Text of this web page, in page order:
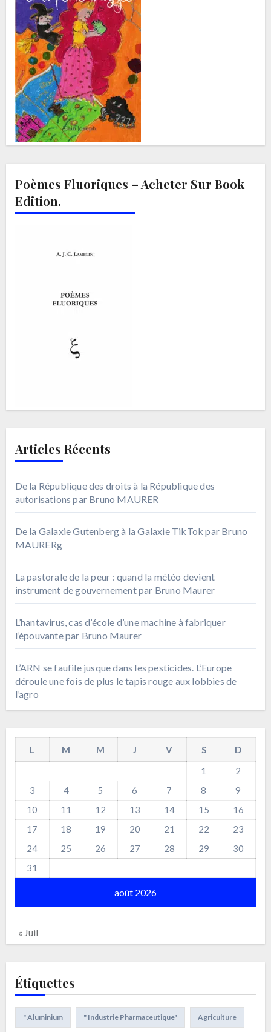
Poèmes Fluoriques – Acheter Sur Book
Edition.
Articles Récents
De la République des droits à la République des
autorisations par Bruno MAURER
De la Galaxie Gutenberg à la Galaxie TikTok par Bruno
MAURERg
La pastorale de la peur : quand la météo devient
instrument de gouvernement par Bruno Maurer
L’hantavirus, cas d’école d’une machine à fabriquer
l’épouvante par Bruno Maurer
L’ARN se faufile jusque dans les pesticides. L’Europe
déroule une fois de plus le tapis rouge aux lobbies de
l’agro
août 2026
L M M J V S
D
1
2
3
4 5 6 7 8
9
10
11 12 13 14 15
16
17
18 19 20 21 22
23
24
25 26 27 28 29
30
31
« Juil
Étiquettes
" Aluminium " Industrie Pharmaceutique" Agriculture